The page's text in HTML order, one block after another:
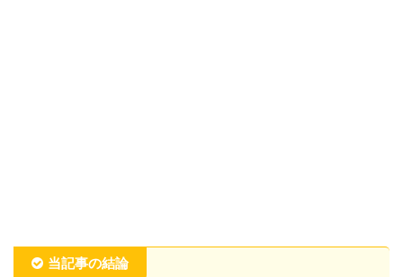
当記事の結論